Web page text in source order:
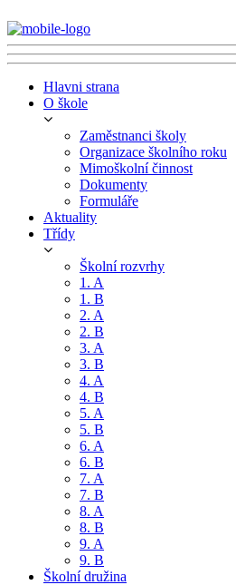
Hlavni strana
O škole
Zaměstnanci školy
Organizace školního roku
Mimoškolní činnost
Dokumenty
Formuláře
Aktuality
Třídy
Školní rozvrhy
1. A
1. B
2. A
2. B
3. A
3. B
4. A
4. B
5. A
5. B
6. A
6. B
7. A
7. B
8. A
8. B
9. A
9. B
Školní družina